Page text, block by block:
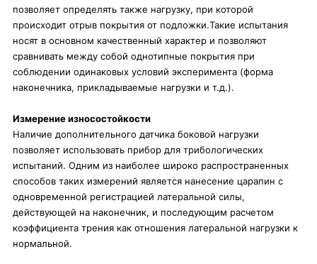
позволяет определять также нагрузку, при которой
происходит отрыв покрытия от подложки.Такие испытания
носят в основном качественный характер и позволяют
сравнивать между собой однотипные покрытия при
соблюдении одинаковых условий эксперимента (форма
наконечника, прикладываемые нагрузки и т.д.).
Измерение износостойкости
Наличие дополнительного датчика боковой нагрузки
позволяет использовать прибор для трибологических
испытаний. Одним из наиболее широко распространенных
способов таких измерений является нанесение царапин с
одновременной регистрацией латеральной силы,
действующей на наконечник, и последующим расчетом
коэффициента трения как отношения латеральной нагрузки к
нормальной.